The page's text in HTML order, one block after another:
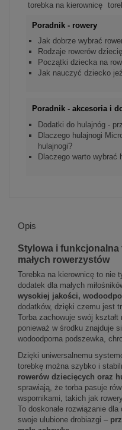
torebka na kierownicę
Poradnik - rowery
Jak dobrze wybrać
Rodzaje rowerów
Początki dziecka na
Jak nauczyć dziecko
Poradnik - akcesoria i
Dodatki do hulajnóg -
Dlaczego hulajnogi
hulajnogi?
Dlaczego warto wybrać
Opis
Stylowa i
małych rowerzystów
Torebka na kierownicę to nie
dodatek dla małych
wysokiej jakości,
dodatków, dzięki czemu jest
Torba zachowuje swój
ponieważ w środku znajduje
wodoodporna podszewka,
Dzięki uniwersalnemu
torebkę można szybko i
rowerów dziecięcych oraz
sprawiają, że torba pasuje
wspornikami, takich jak
To doskonałe rozwiązanie
swoje ulubione drobiazgi –